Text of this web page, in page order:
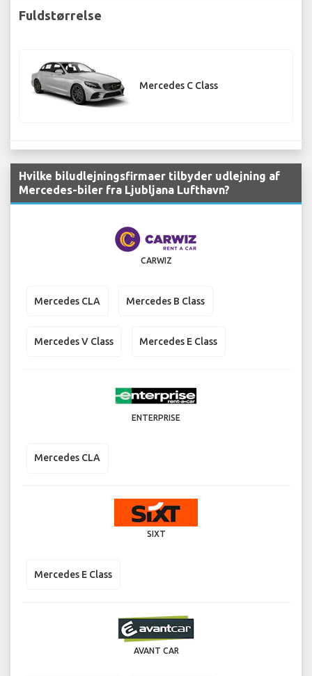
Fuldstørrelse
Mercedes C Class
Hvilke biludlejningsfirmaer tilbyder udlejning af
Mercedes-biler fra Ljubljana Lufthavn?
CARWIZ
Mercedes CLA Mercedes B Class
Mercedes V Class Mercedes E Class
ENTERPRISE
Mercedes CLA
SIXT
Mercedes E Class
AVANT CAR